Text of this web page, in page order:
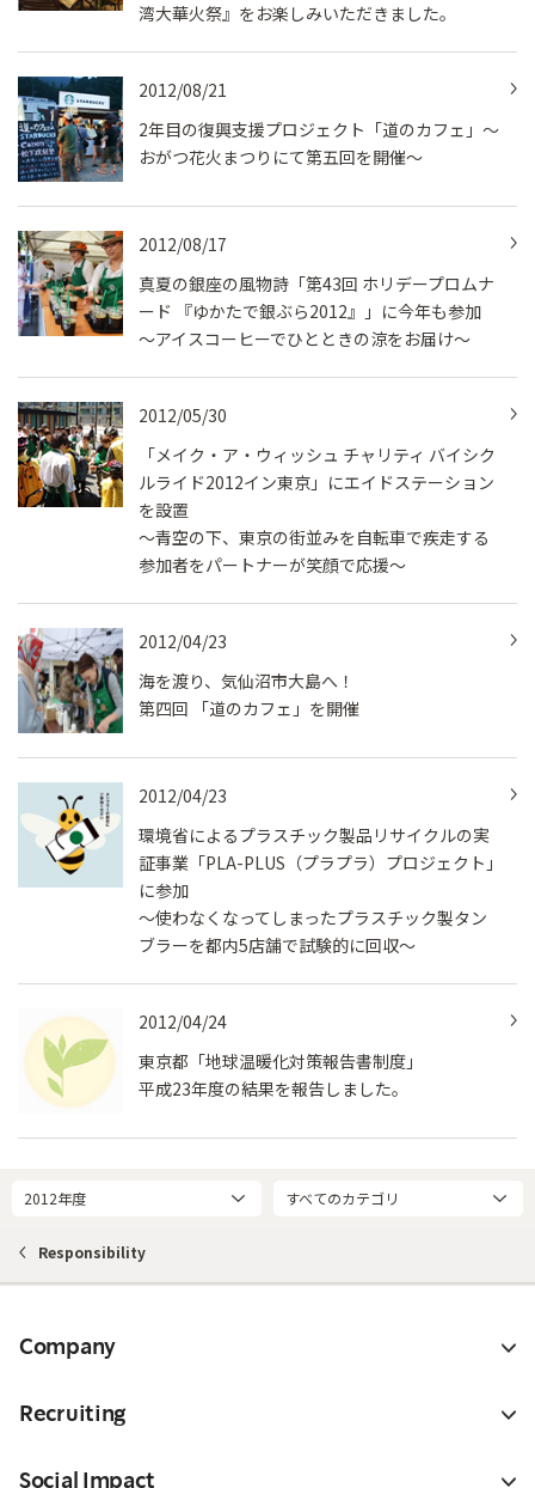
湾大華火祭』をお楽しみいただきました。
2012/08/21
2年目の復興支援プロジェクト「道のカフェ」～
おがつ花火まつりにて第五回を開催～
2012/08/17
真夏の銀座の風物詩「第43回 ホリデープロムナ
ード 『ゆかたで銀ぶら2012』」に今年も参加
～アイスコーヒーでひとときの涼をお届け～
2012/05/30
「メイク・ア・ウィッシュ チャリティ バイシク
ルライド2012イン東京」にエイドステーション
を設置
～青空の下、東京の街並みを自転車で疾走する
参加者をパートナーが笑顔で応援～
2012/04/23
海を渡り、気仙沼市大島へ！
第四回 「道のカフェ」を開催
2012/04/23
環境省によるプラスチック製品リサイクルの実
証事業「PLA-PLUS（プラプラ）プロジェクト」
に参加
～使わなくなってしまったプラスチック製タン
ブラーを都内5店舗で試験的に回収～
2012/04/24
東京都「地球温暖化対策報告書制度」
平成23年度の結果を報告しました。
2012年度 すべてのカテゴリ
Responsibility
Company
Recruiting
Social Impact